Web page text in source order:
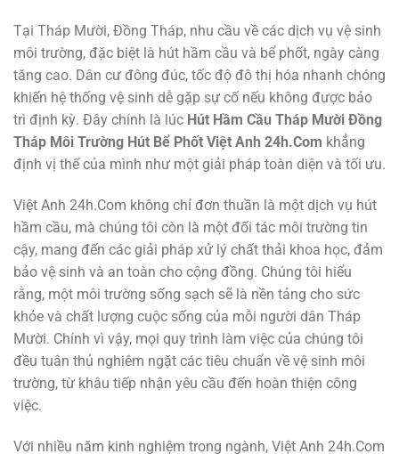
Tại Tháp Mười, Đồng Tháp, nhu cầu về các dịch vụ vệ sinh
môi trường, đặc biệt là hút hầm cầu và bể phốt, ngày càng
tăng cao. Dân cư đông đúc, tốc độ đô thị hóa nhanh chóng
khiến hệ thống vệ sinh dễ gặp sự cố nếu không được bảo
trì định kỳ. Đây chính là lúc Hút Hầm Cầu Tháp Mười Đồng
Tháp Môi Trường Hút Bể Phốt Việt Anh 24h.Com khẳng
định vị thế của mình như một giải pháp toàn diện và tối ưu.
Việt Anh 24h.Com không chỉ đơn thuần là một dịch vụ hút
hầm cầu, mà chúng tôi còn là một đối tác môi trường tin
cậy, mang đến các giải pháp xử lý chất thải khoa học, đảm
bảo vệ sinh và an toàn cho cộng đồng. Chúng tôi hiểu
rằng, một môi trường sống sạch sẽ là nền tảng cho sức
khỏe và chất lượng cuộc sống của mỗi người dân Tháp
Mười. Chính vì vậy, mọi quy trình làm việc của chúng tôi
đều tuân thủ nghiêm ngặt các tiêu chuẩn về vệ sinh môi
trường, từ khâu tiếp nhận yêu cầu đến hoàn thiện công
việc.
Với nhiều năm kinh nghiệm trong ngành, Việt Anh 24h.Com